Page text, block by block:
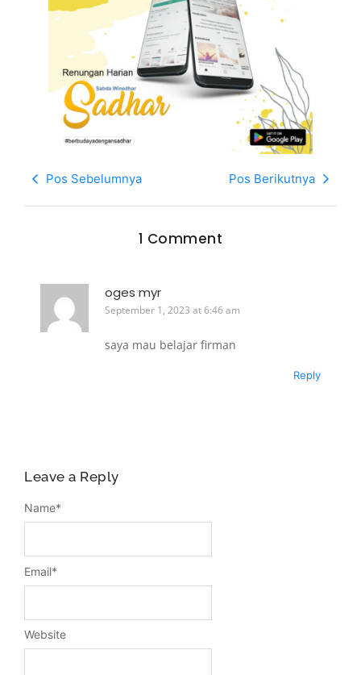
Pos Sebelumnya Pos Berikutnya
1 Comment
oges myr
September 1, 2023 at 6:46 am
saya mau belajar firman
Reply
Leave a Reply
Name*
Email*
Website